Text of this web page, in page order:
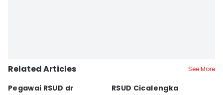
Related Articles See More
Pegawai RSUD dr
RSUD Cicalengka